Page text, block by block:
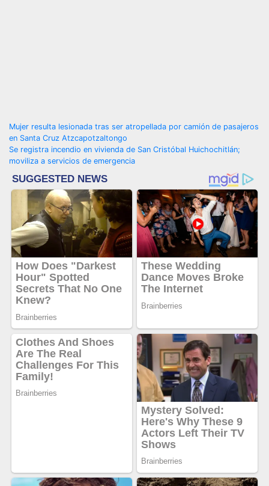
Navegación
de
entradas
Mujer resulta lesionada tras ser atropellada por camión de pasajeros
en Santa Cruz Atzcapotzaltongo
Se registra incendio en vivienda de San Cristóbal Huichochitlán;
moviliza a servicios de emergencia